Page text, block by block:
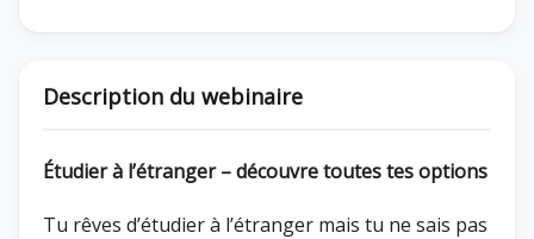
Description du webinaire
Étudier à l’étranger – découvre toutes tes options
Tu rêves d’étudier à l’étranger mais tu ne sais pas